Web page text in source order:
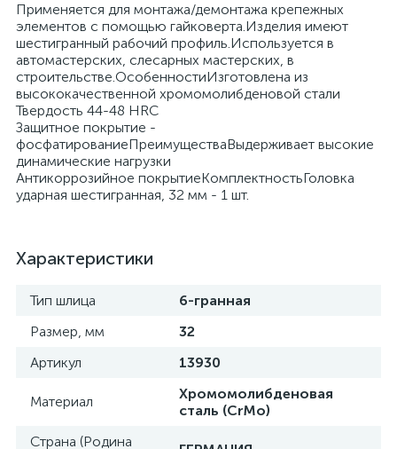
Применяется для монтажа/демонтажа крепежных
элементов с помощью гайковерта.Изделия имеют
шестигранный рабочий профиль.Используется в
автомастерских, слесарных мастерских, в
строительстве.ОсобенностиИзготовлена из
высококачественной хромомолибденовой стали
Твердость 44-48 HRC
Защитное покрытие -
фосфатированиеПреимуществаВыдерживает высокие
динамические нагрузки
Антикоррозийное покрытиеКомплектностьГоловка
ударная шестигранная, 32 мм - 1 шт.
Характеристики
Тип шлица
6-гранная
Размер, мм
32
Артикул
13930
Материал
Хромомолибденовая
сталь (CrMo)
Страна (Родина